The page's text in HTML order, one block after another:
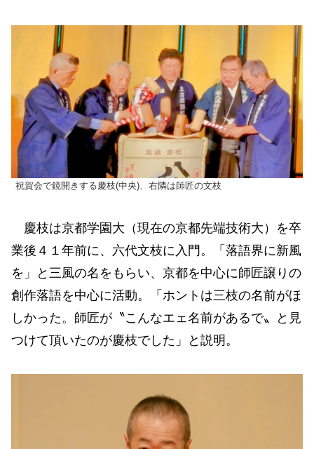
祝賀会で鏡開きする慶枝(中央)、右隣は師匠の文枝
慶枝は京都学園大（現在の京都先端技術大）を卒
業後４１年前に、六代文枝に入門。「落語界に新風
を」と三風の名をもらい、京都を中心に師匠譲りの
創作落語を中心に活動。「ホントは三枝の名前がほ
しかった。師匠が〝こんなエェ名前があるで〟と見
つけて頂いたのが慶枝でした」と説明。